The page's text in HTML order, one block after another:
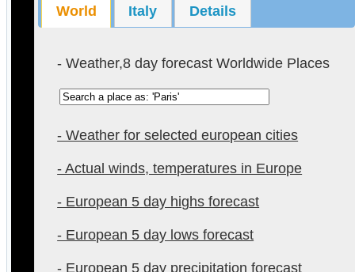
World Italy Details
- Weather,8 day forecast Worldwide Places
- Weather for selected european cities
- Actual winds, temperatures in Europe
- European 5 day highs forecast
- European 5 day lows forecast
- European 5 day precipitation forecast